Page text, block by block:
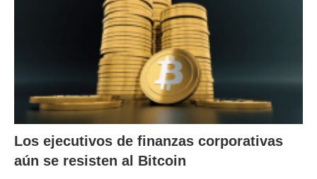
Los ejecutivos de finanzas corporativas
aún se resisten al Bitcoin